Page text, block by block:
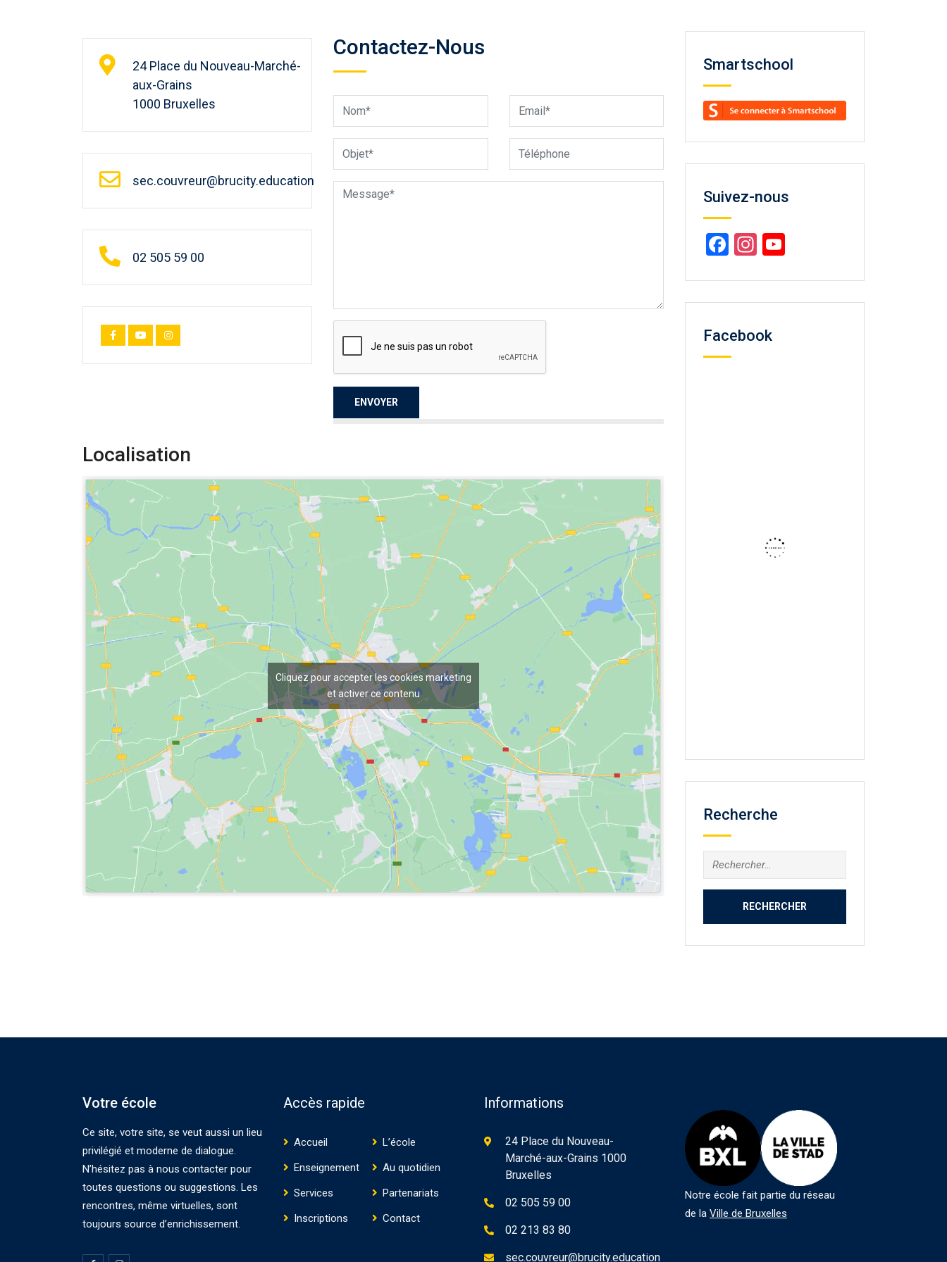
24 Place du Nouveau-Marché-
aux-Grains
1000 Bruxelles
sec.couvreur@brucity.education
02 505 59 00
Contactez-Nous
Localisation
Cliquez pour accepter les cookies marketing
et activer ce contenu
Smartschool
Suivez-nous
Facebook
Instagram
Facebook
Recherche
Rechercher :
Votre école
Ce site, votre site, se veut aussi un lieu
privilégié et moderne de dialogue.
N’hésitez pas à nous contacter pour
toutes questions ou suggestions. Les
rencontres, même virtuelles, sont
toujours source d’enrichissement.
Accès rapide
Accueil
L’école
Enseignement
Au quotidien
Services
Partenariats
Inscriptions
Contact
Informations
24 Place du Nouveau-
Marché-aux-Grains 1000
Bruxelles
02 505 59 00
02 213 83 80
sec.couvreur@brucity.education
Notre école fait partie du réseau
de la Ville de Bruxelles